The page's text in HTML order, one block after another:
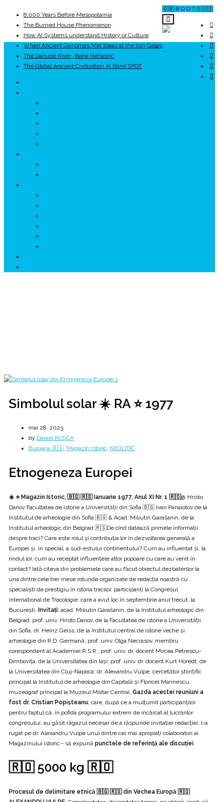
🇬🇧 R O O T S 🇺🇸
8,000 Years Before Mesopotamia
The Burned House Phenomenon
How AI Systems understand History or Culture
When Ancient Genomes Met Ideas at the Iron Gates
The Danube River „Bone Network”
The Global Ancient Civilization AI Blind SPOT
Simbolul solar ☀️ RA ⭐ 1977
mai 28, 2023
by Daniel ROȘCA
Bulgaria 🇧🇬, Magazin Istoric, NEOLITIC
Etnogeneza Europei
☀️ ⭐ Magazin Istoric, 🇧🇬 🇷🇸 Ianuarie 1977, Anul XI Nr. 1 🇷🇴@ Hristo
Danov Facultatea de istorie a Universității din Sofia 🇧🇬 Ivan Panaiotov de la
Institutul de arheologie din Sofia 🇧🇬 & Acad. Miliutin Garašanin, de la
Institutul arheologic din Belgrad 🇷🇸De cînd datează primele informații
despre traci? Care este rolul şi contribuția lor în dezvoltarea generală a
Europei și, în special, a sud-estului continentului? Cum au influentat şi, la
rîndul lor, cum au receptat influențele altor popoare cu care au venit în
contact? Iată cîteva din problemele care au făcut obiectul dezbaterilor la
una dintre cele trei mese rotunde organizate de redacția noastră cu
specialişti de prestigiu în istoria tracilor, participanți la Congresul
internațional de Tracologie, care a avut loc în septembrie anul trecut, la
Bucureşti. Invitați: acad. Miliutin Garašanin, de la Institutul arheologic din
Belgrad, prof. univ. Hristo Danov, de la Facultatea de istorie a Universității
din Sofia, dr. Heinz Geiss, de la Institutul central de istorie veche şi
arheologie din R.D. Germană; prof. univ. Olga Necrasov, membru
corespondent al Academiei R.S.R.; prof. univ. dr. docent Mircea Petrescu-
Dimbovița, de la Universitatea din Iaşi; prof. univ. dr. docent Kurt Horedt, de
la Universitatea din Cluj-Napoca; dr. Alexandru Vulpe, cercetător ştiinţific
principal la Institutul de arheologie din Capitală şi Floricel Marinescu,
muzeograf principal la Muzeul Militar Central. Gazda acestei reuniuni a
fost dr. Cristian Popişteanu , care, după ce a mulțumit participanţilor
pentru faptul că, în pofida programului extrem de încărcat al lucrărilor
congresului, au găsit răgazul necesar de a răspunde invitației redacţiei, l-a
rugat pe dr. Alexandru Vulpe unul dintre cei mai apropiați colaboratori ai
Magazinului istoric - să expună punctele de referinţă ale discuţiei
🇷🇴 5000 kg 🇷🇴
Procesul de delimitare etnică 🇧🇬 🇷🇸 din Vechea Europă 🇷🇴